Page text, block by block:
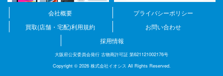
会社概要
プライバシーポリシー
買取(店舗・宅配)利用規約
お問い合わせ
採用情報
大阪府公安委員会発行 古物商許可証 第621121002176号
Copyright © 2026 株式会社イオシス All Rights Reserved.